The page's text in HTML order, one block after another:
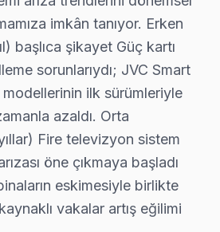
diğer önemli faktörler arasında
Kuşağa JVC Servisi:
her kuşaktan kullanıcıya
avantajlar, bölgedeki diğer
JVC televizyon tamiri
servis - TV Tamiri
tamire değer olup
imkân tanıyor. Erken
başlıca şikayet Güç kartı
sorunlarıydı; JVC Smart
ilk sürümleriyle
azaldı. Orta
Fire televizyon sistem
öne çıkmaya başladı
eskimesiyle birlikte
vakalar artış eğilimi